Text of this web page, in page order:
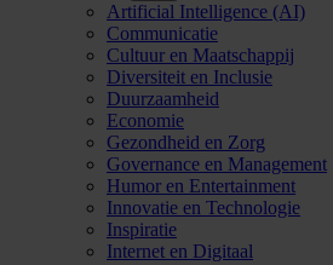
Artificial Intelligence (AI)
Communicatie
Cultuur en Maatschappij
Diversiteit en Inclusie
Duurzaamheid
Economie
Gezondheid en Zorg
Governance en Management
Humor en Entertainment
Innovatie en Technologie
Inspiratie
Internet en Digitaal